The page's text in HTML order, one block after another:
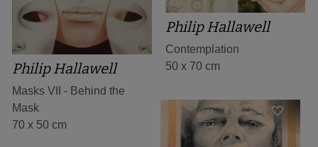
Philip Hallawell
Masks VII - Behind the
Mask
70 x 50 cm
Philip Hallawell
Contemplation
50 x 70 cm